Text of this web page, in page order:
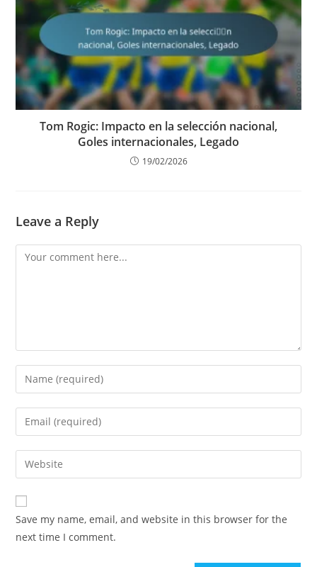
Tom Rogic: Impacto en la selección nacional,
Goles internacionales, Legado
19/02/2026
Leave a Reply
Comment
Enter
your
name
comment
Enter
your
email
address
comment
Enter
your
website
URL
(optional)
Save my name, email, and website in this browser for the
next time I comment.